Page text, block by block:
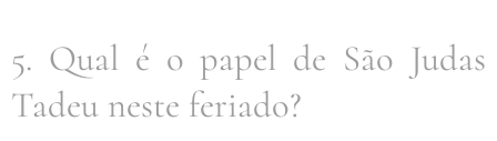
5. Qual é o papel de São Judas
Tadeu neste feriado?